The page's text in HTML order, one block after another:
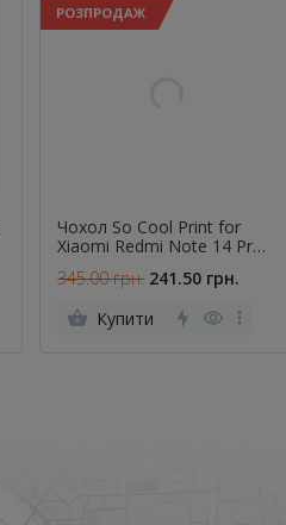
РОЗПРОДАЖ
Чохол So Cool Print for
Xiaomi Redmi Note 14 Pro
345.00 грн. 241.50 грн.
Купити